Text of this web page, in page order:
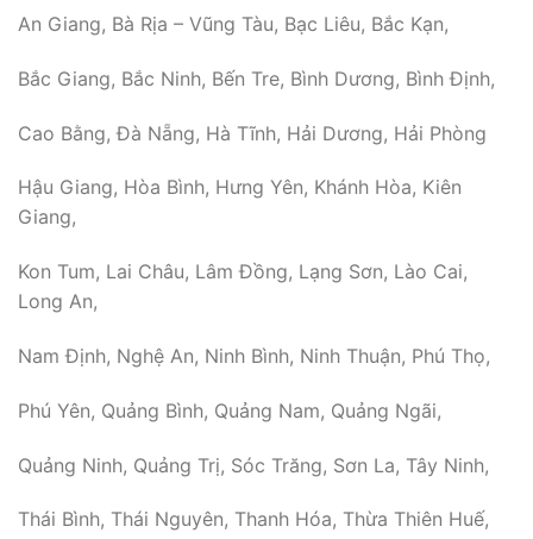
An Giang, Bà Rịa – Vũng Tàu, Bạc Liêu, Bắc Kạn,
Bắc Giang, Bắc Ninh, Bến Tre, Bình Dương, Bình Định,
Cao Bằng, Đà Nẵng, Hà Tĩnh, Hải Dương, Hải Phòng
Hậu Giang, Hòa Bình, Hưng Yên, Khánh Hòa, Kiên
Giang,
Kon Tum, Lai Châu, Lâm Đồng, Lạng Sơn, Lào Cai,
Long An,
Nam Định, Nghệ An, Ninh Bình, Ninh Thuận, Phú Thọ,
Phú Yên, Quảng Bình, Quảng Nam, Quảng Ngãi,
Quảng Ninh, Quảng Trị, Sóc Trăng, Sơn La, Tây Ninh,
Thái Bình, Thái Nguyên, Thanh Hóa, Thừa Thiên Huế,